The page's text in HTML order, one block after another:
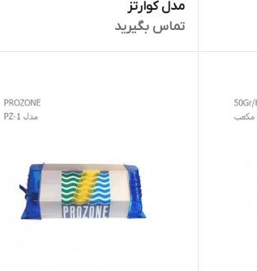
مدل کوارتز
تماس بگیرید